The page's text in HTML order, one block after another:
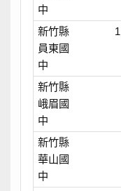
中
新竹縣
員東國
中
1
新竹縣
峨眉國
中
新竹縣
華山國
中